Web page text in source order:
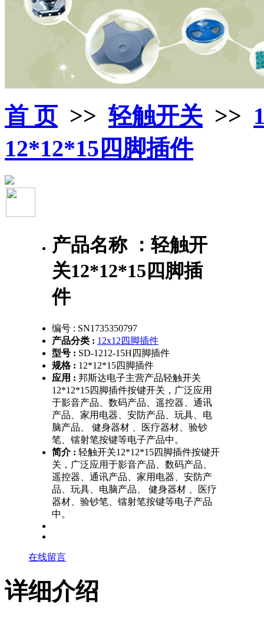
首 页>> 轻触开关 >>
12*12*15四脚插件
产品名称 ： 轻触开
关12*12*15四脚插
件
编号 : SN1735350797
产品分类 : 12x12四脚插件
型号 : SD-1212-15H四脚插件
规格 : 12*12*15四脚插件
应用 : 邦斯达电子主营产品轻触开关
12*12*15四脚插件按键开关，广泛应用
于影音产品、数码产品、遥控器、通讯
产品、家用电器、安防产品、玩具、电
脑产品、 健身器材 、医疗器材、验钞
笔、镭射笔按键等电子产品中。
简介 : 轻触开关12*12*15四脚插件按键开
关，广泛应用于影音产品、数码产品、
遥控器、通讯产品、家用电器、安防产
品、玩具、电脑产品、 健身器材 、医疗
器材、验钞笔、镭射笔按键等电子产品
中。
在线留言
详细介绍